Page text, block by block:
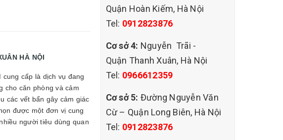
HÀ NỘI
cung cấp là dịch vụ đang
cho căn phòng và cảm
các vết bẩn gây cảm giác
được một đơn vị cung
người tiêu dùng quan
Quận Hoàn Kiếm, Hà Nội
Tel: 0912823876
Cơ sở 4: Nguyễn Trãi -
Quận Thanh Xuân, Hà Nội
Tel: 0966612359
Cơ sở 5: Đường Nguyễn Văn
Cừ – Quận Long Biên, Hà Nội
Tel: 0912823876